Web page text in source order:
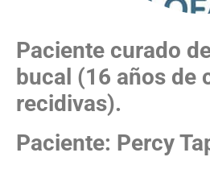
Paciente curado
bucal (16 años de
recidivas).
Paciente: Percy